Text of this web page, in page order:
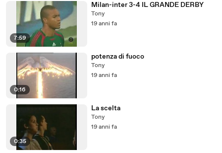
7:59
Milan-inter 3-4 IL GRANDE DERBY
Tony
19 anni fa
0:16
potenza di fuoco
Tony
19 anni fa
0:35
La scelta
Tony
19 anni fa